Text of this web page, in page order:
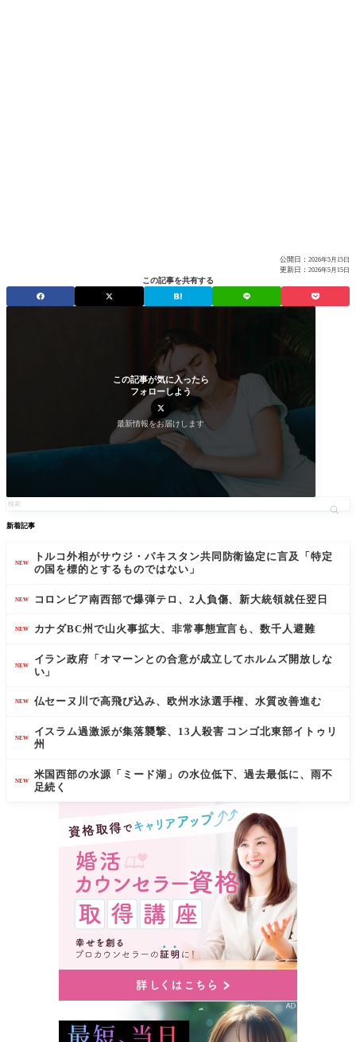
公開日： 2026年5月15日
更新日： 2026年5月15日
この記事を共有する
この記事が気に入ったら
フォローしよう
最新情報をお届けします
新着記事
NEW
トルコ外相がサウジ・パキスタン共同防衛協定に言及「特定
の国を標的とするものではない」
NEW コロンビア南西部で爆弾テロ、2人負傷、新大統領就任翌日
NEW カナダBC州で山火事拡大、非常事態宣言も、数千人避難
NEW
イラン政府「オマーンとの合意が成立してホルムズ開放しな
い」
NEW 仏セーヌ川で高飛び込み、欧州水泳選手権、水質改善進む
NEW
イスラム過激派が集落襲撃、13人殺害 コンゴ北東部イトゥリ
州
NEW
米国西部の水源「ミード湖」の水位低下、過去最低に、雨不
足続く